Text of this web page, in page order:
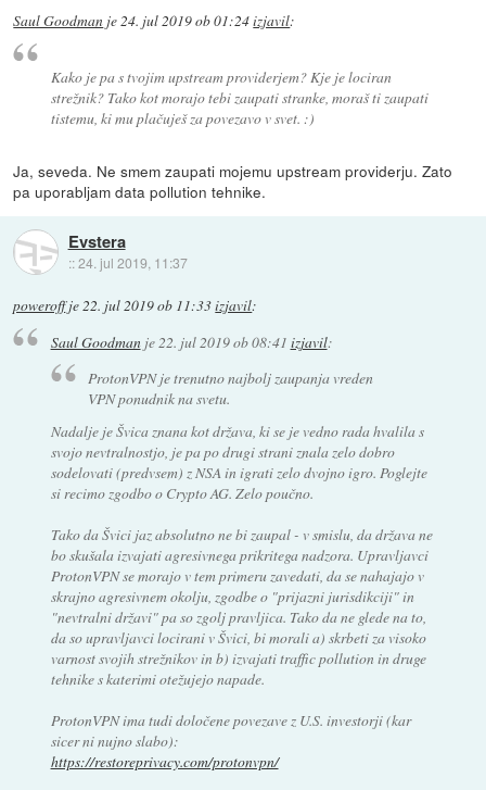
Saul Goodman je24. jul 2019 ob 01:24izjavil:
Kako je pa s tvojim upstream providerjem? Kje je lociran
strežnik? Tako kot morajo tebi zaupati stranke, moraš ti zaupati
tistemu, ki mu plačuješ za povezavo v svet. :)
Ja, seveda. Ne smem zaupati mojemu upstream providerju. Zato
pa uporabljam data pollution tehnike.
Evstera
::24. jul 2019, 11:37
poweroffje22. jul 2019 ob 11:33izjavil:
Saul Goodmanje22. jul 2019 ob 08:41 izjavil:
ProtonVPN je trenutno najbolj zaupanja vreden
VPN ponudnik na svetu.
Nadalje je Švica znana kot država, ki se je vedno rada hvalila s
svojo nevtralnostjo, je pa po drugi strani znala zelo dobro
sodelovati (predvsem) z NSA in igrati zelo dvojno igro. Poglejte
si recimo zgodbo o Crypto AG. Zelo poučno.
Tako da Švici jaz absolutno ne bi zaupal - v smislu, da država ne
bo skušala izvajati agresivnega prikritega nadzora. Upravljavci
ProtonVPN se morajo v tem primeru zavedati, da se nahajajo v
skrajno agresivnem okolju, zgodbe o "prijazni jurisdikciji" in
"nevtralni državi" pa so zgolj pravljica. Tako da ne glede na to,
da so upravljavci locirani v Švici, bi morali a) skrbeti za visoko
varnost svojih strežnikov in b) izvajati traffic pollution in druge
tehnike s katerimi otežujejo napade.
ProtonVPN ima tudi določene povezave z U.S. investorji (kar
sicer ni nujno slabo):
https://restoreprivacy.com/protonvpn/